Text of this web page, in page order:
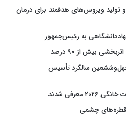
تولید ویروس‌های هدفمند برای درمان
به رئیس‌جمهور
بیش از ۹۰ درصد
چهل‌وششمین سالگرد تأسیس
معرفی شدند
قطره‌های چشمی